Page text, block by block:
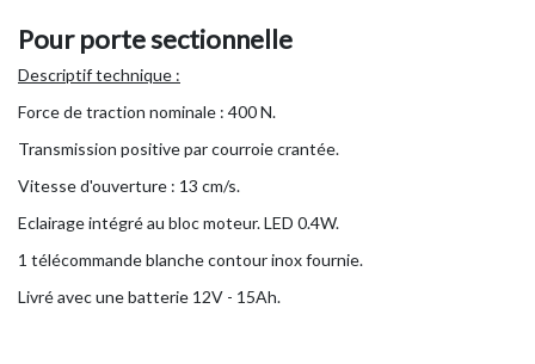
Pour porte sectionnelle
Descriptif technique :
Force de traction nominale : 400 N.
Transmission positive par courroie crantée.
Vitesse d'ouverture : 13 cm/s.
Eclairage intégré au bloc moteur. LED 0.4W.
1 télécommande blanche contour inox fournie.
Livré avec une batterie 12V - 15Ah.